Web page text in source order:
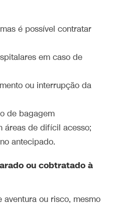
é possível contratar
em caso de
ou interrupção da
de bagagem
áreas de difícil acesso;
antecipado.
ou cobtratado à
aventura ou risco, mesmo